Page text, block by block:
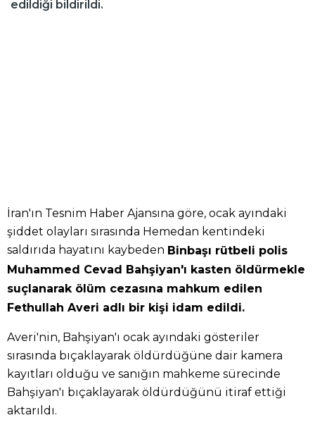
edildiği bildirildi.
İran'ın Tesnim Haber Ajansına göre, ocak ayındaki
şiddet olayları sırasında Hemedan kentindeki
saldırıda hayatını kaybeden Binbaşı rütbeli polis
Muhammed Cevad Bahşiyan'ı kasten öldürmekle
suçlanarak ölüm cezasına mahkum edilen
Fethullah Averi adlı bir kişi idam edildi.
Averi'nin, Bahşiyan'ı ocak ayındaki gösteriler
sırasında bıçaklayarak öldürdüğüne dair kamera
kayıtları olduğu ve sanığın mahkeme sürecinde
Bahşiyan'ı bıçaklayarak öldürdüğünü itiraf ettiği
aktarıldı.